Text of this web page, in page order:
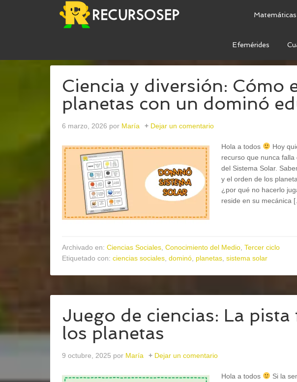
Matemáticas
Efemérides
Ciencia y diversión: Cómo
planetas con un dominó
6 marzo, 2026 por María Dejar un comentario
Hola a todos
Hoy
recurso que nunca
del Sistema Solar.
y el orden de los
¿por qué no hacerlo
reside en su mecánica
Archivado en: Ciencias Sociales Conocimiento del Medio Tercer ciclo
Etiquetado con: ciencias sociales dominó planetas sistema solar
Juego de ciencias: La
los planetas
9 octubre, 2025 por María Dejar un comentario
Hola a todos
Si la